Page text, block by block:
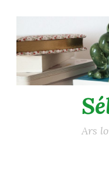
au
contenu
principal
Ars